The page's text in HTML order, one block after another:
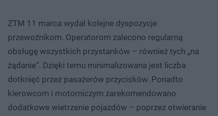
ZTM 11 marca wydał kolejne dyspozycje
przewoźnikom. Operatorom zalecono regularną
obsługę wszystkich przystanków – również tych „na
żądanie”. Dzięki temu minimalizowana jest liczba
dotknięć przez pasażerów przycisków. Ponadto
kierowcom i motorniczym zarekomendowano
dodatkowe wietrzenie pojazdów – poprzez otwieranie